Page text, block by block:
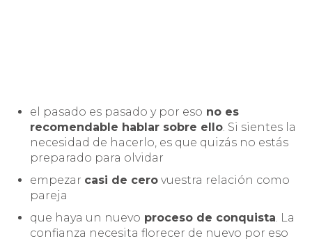
el pasado es pasado y por eso no es
recomendable hablar sobre ello. Si sientes la
necesidad de hacerlo, es que quizás no estás
preparado para olvidar
empezar casi de cero vuestra relación como
pareja
que haya un nuevo proceso de conquista. La
confianza necesita florecer de nuevo por eso